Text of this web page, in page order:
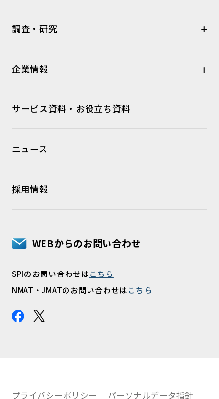
調査・研究
企業情報
サービス資料・お役立ち資料
ニュース
採用情報
WEBからのお問い合わせ
SPIのお問い合わせはこちら
NMAT・JMATのお問い合わせはこちら
プライバシーポリシー パーソナルデータ指針